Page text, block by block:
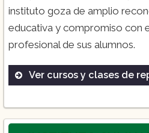
instituto goza de amplio
educativa y compromiso con
profesional de sus alumnos.
Ver cursos y clases de
Decoración de